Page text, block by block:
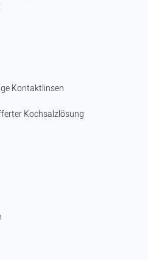
Kontaktlinsen
Kochsalzlösung